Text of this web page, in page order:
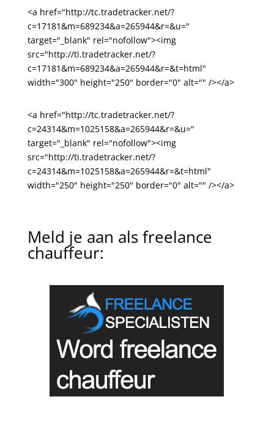
<a href="http://tc.tradetracker.net/?
c=17181&m=689234&a=265944&r=&u="
target="_blank" rel="nofollow"><img
src="http://ti.tradetracker.net/?
c=17181&m=689234&a=265944&r=&t=html"
width="300" height="250" border="0" alt="" /></a>
<a href="http://tc.tradetracker.net/?
c=24314&m=1025158&a=265944&r=&u="
target="_blank" rel="nofollow"><img
src="http://ti.tradetracker.net/?
c=24314&m=1025158&a=265944&r=&t=html"
width="250" height="250" border="0" alt="" /></a>
Meld je aan als freelance
chauffeur: